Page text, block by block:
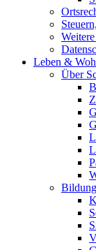
Leben &
Über
Bildung